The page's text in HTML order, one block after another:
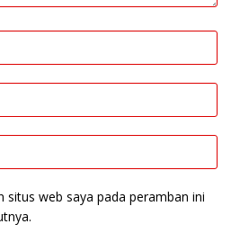
situs web saya pada peramban ini